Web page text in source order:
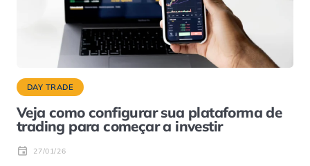
DAY TRADE
Veja como configurar sua plataforma de
trading para começar a investir
27/01/26